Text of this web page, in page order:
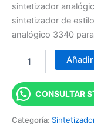
sintetizador
sintetizador de
analógico 3340
CONSULTAR
Categoría: